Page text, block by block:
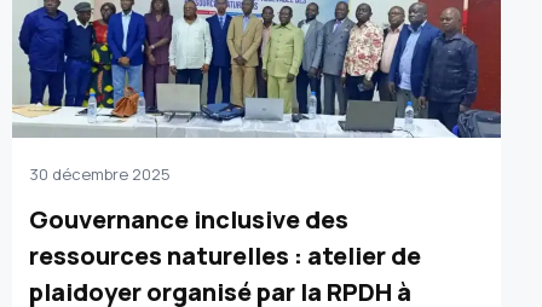
30 décembre 2025
Gouvernance inclusive des
ressources naturelles : atelier de
plaidoyer organisé par la RPDH à